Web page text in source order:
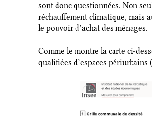
sont donc questionnées. Non
réchauffement climatique, mais
le pouvoir d’achat des ménages.
Comme le montre la carte ci-
qualifiées d’espaces